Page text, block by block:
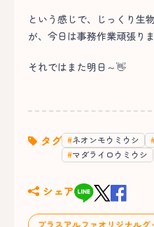
という感じで、じっくり生
が、今日は事務作業頑張り
それではまた明日～👋
タグ ネオンモウミウシ
マダライロウミウシ
シェア